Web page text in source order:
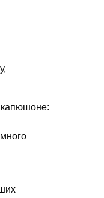
капюшоне: